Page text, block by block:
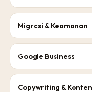
Migrasi & Keamanan
Google Business
Copywriting & Konten